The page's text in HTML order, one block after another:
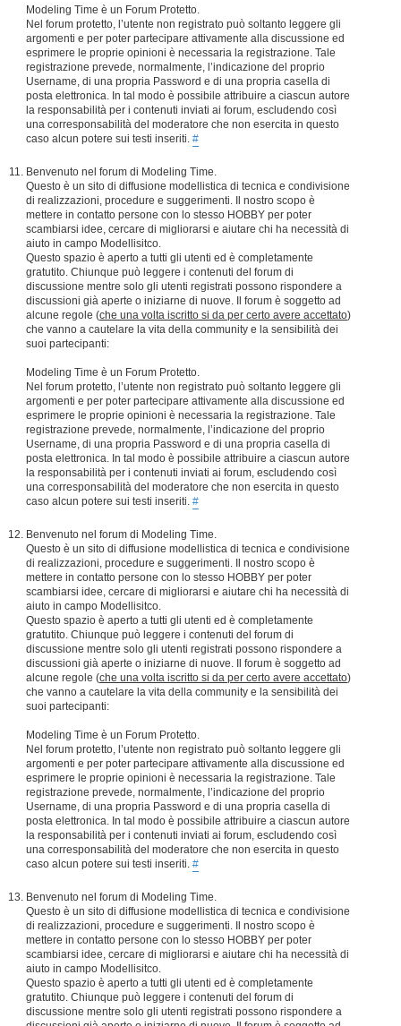
Modeling Time è un Forum Protetto.
Nel forum protetto, l’utente non registrato può soltanto leggere gli
argomenti e per poter partecipare attivamente alla discussione ed
esprimere le proprie opinioni è necessaria la registrazione. Tale
registrazione prevede, normalmente, l’indicazione del proprio
Username, di una propria Password e di una propria casella di
posta elettronica. In tal modo è possibile attribuire a ciascun autore
la responsabilità per i contenuti inviati ai forum, escludendo così
una corresponsabilità del moderatore che non esercita in questo
caso alcun potere sui testi inseriti. #
Benvenuto nel forum di Modeling Time.
Questo è un sito di diffusione modellistica di tecnica e condivisione
di realizzazioni, procedure e suggerimenti. Il nostro scopo è
mettere in contatto persone con lo stesso HOBBY per poter
scambiarsi idee, cercare di migliorarsi e aiutare chi ha necessità di
aiuto in campo Modellisitco.
Questo spazio è aperto a tutti gli utenti ed è completamente
gratutito. Chiunque può leggere i contenuti del forum di
discussione mentre solo gli utenti registrati possono rispondere a
discussioni già aperte o iniziarne di nuove. Il forum è soggetto ad
alcune regole (che una volta iscritto si da per certo avere accettato)
che vanno a cautelare la vita della community e la sensibilità dei
suoi partecipanti:
Modeling Time è un Forum Protetto.
Nel forum protetto, l’utente non registrato può soltanto leggere gli
argomenti e per poter partecipare attivamente alla discussione ed
esprimere le proprie opinioni è necessaria la registrazione. Tale
registrazione prevede, normalmente, l’indicazione del proprio
Username, di una propria Password e di una propria casella di
posta elettronica. In tal modo è possibile attribuire a ciascun autore
la responsabilità per i contenuti inviati ai forum, escludendo così
una corresponsabilità del moderatore che non esercita in questo
caso alcun potere sui testi inseriti. #
Benvenuto nel forum di Modeling Time.
Questo è un sito di diffusione modellistica di tecnica e condivisione
di realizzazioni, procedure e suggerimenti. Il nostro scopo è
mettere in contatto persone con lo stesso HOBBY per poter
scambiarsi idee, cercare di migliorarsi e aiutare chi ha necessità di
aiuto in campo Modellisitco.
Questo spazio è aperto a tutti gli utenti ed è completamente
gratutito. Chiunque può leggere i contenuti del forum di
discussione mentre solo gli utenti registrati possono rispondere a
discussioni già aperte o iniziarne di nuove. Il forum è soggetto ad
alcune regole (che una volta iscritto si da per certo avere accettato)
che vanno a cautelare la vita della community e la sensibilità dei
suoi partecipanti:
Modeling Time è un Forum Protetto.
Nel forum protetto, l’utente non registrato può soltanto leggere gli
argomenti e per poter partecipare attivamente alla discussione ed
esprimere le proprie opinioni è necessaria la registrazione. Tale
registrazione prevede, normalmente, l’indicazione del proprio
Username, di una propria Password e di una propria casella di
posta elettronica. In tal modo è possibile attribuire a ciascun autore
la responsabilità per i contenuti inviati ai forum, escludendo così
una corresponsabilità del moderatore che non esercita in questo
caso alcun potere sui testi inseriti. #
Benvenuto nel forum di Modeling Time.
Questo è un sito di diffusione modellistica di tecnica e condivisione
di realizzazioni, procedure e suggerimenti. Il nostro scopo è
mettere in contatto persone con lo stesso HOBBY per poter
scambiarsi idee, cercare di migliorarsi e aiutare chi ha necessità di
aiuto in campo Modellisitco.
Questo spazio è aperto a tutti gli utenti ed è completamente
gratutito. Chiunque può leggere i contenuti del forum di
discussione mentre solo gli utenti registrati possono rispondere a